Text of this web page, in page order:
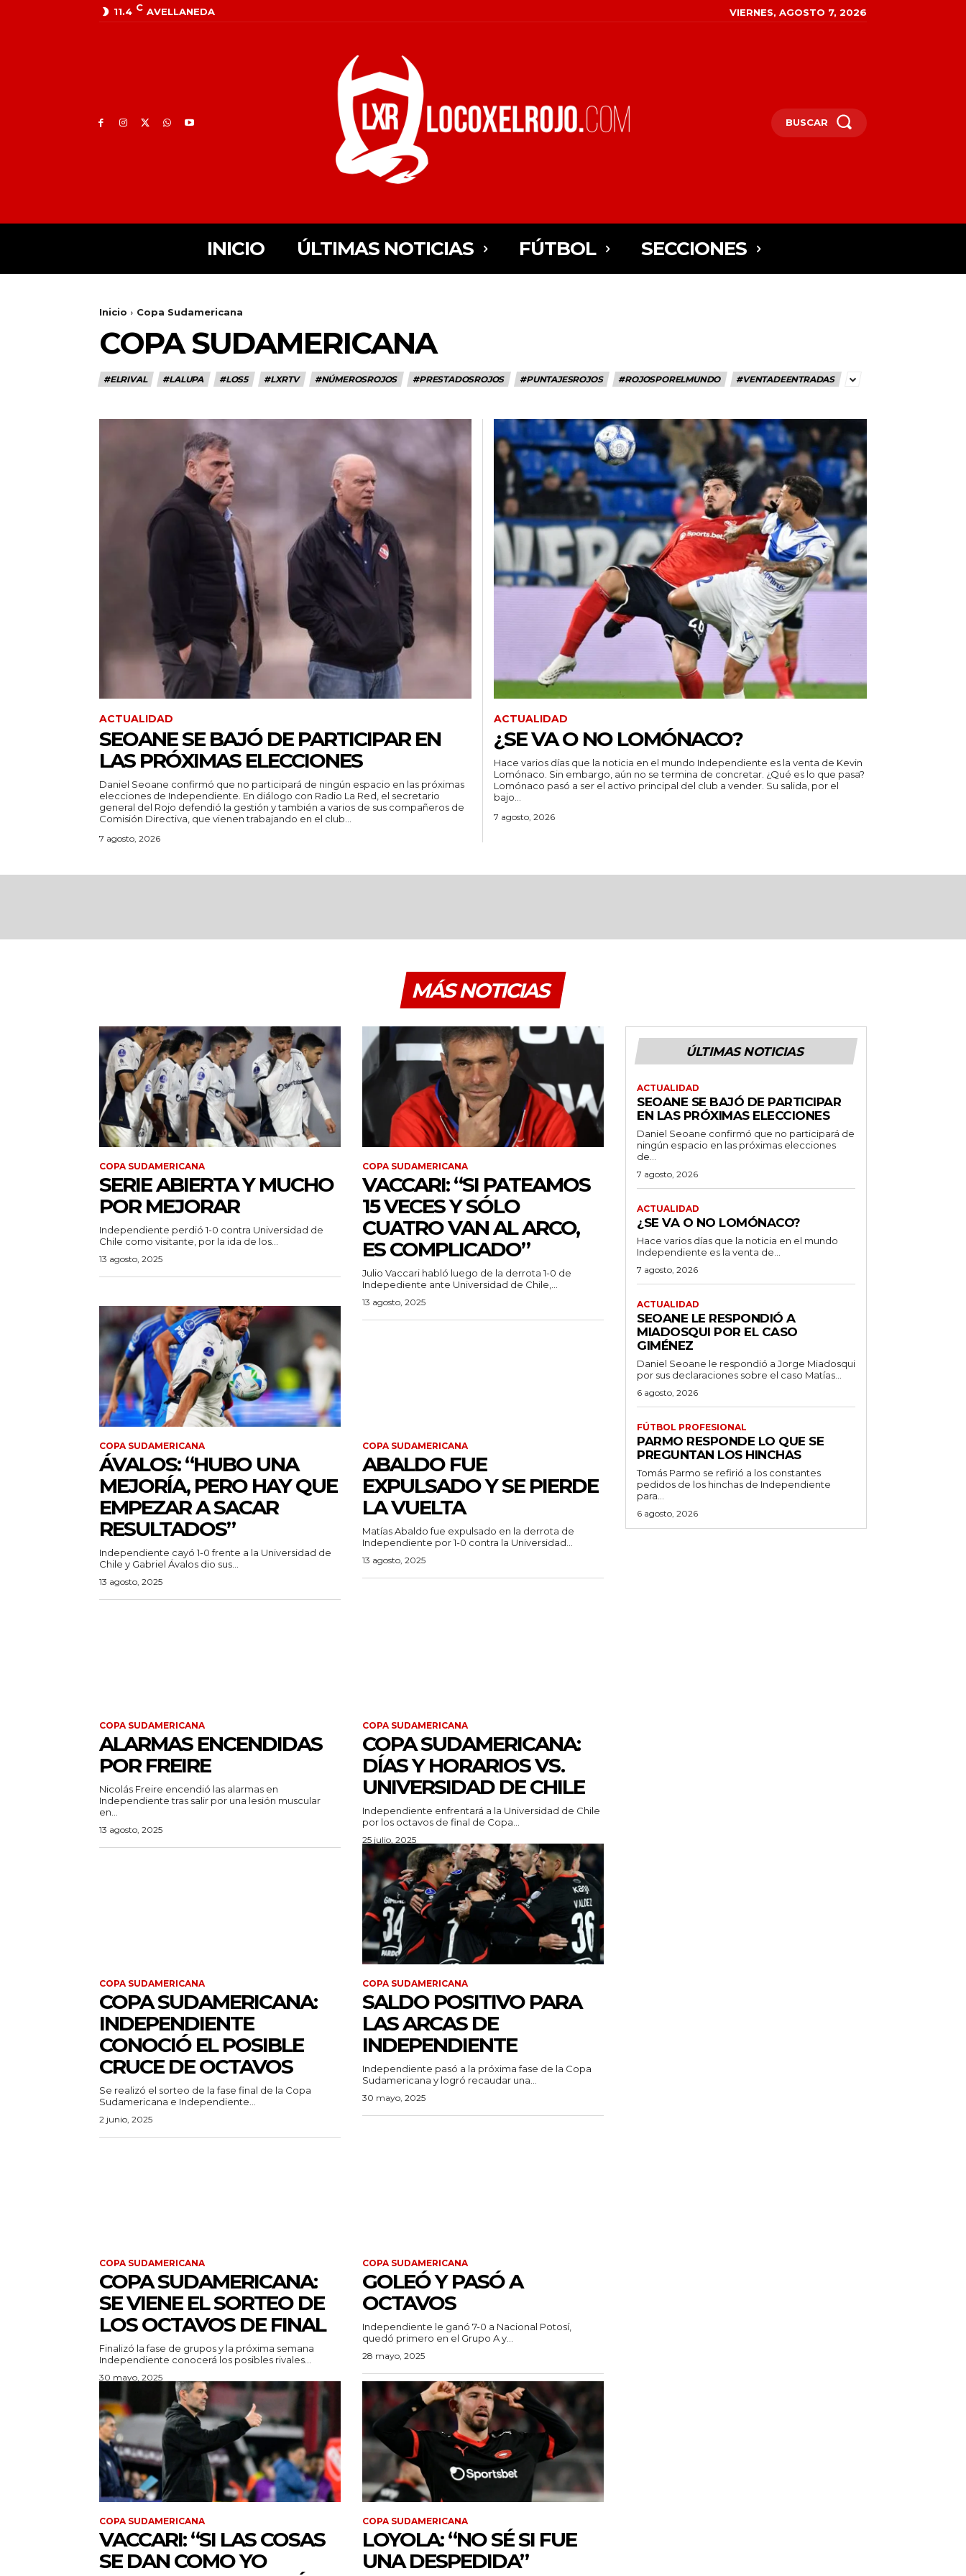
11.4 C AVELLANEDA VIERNES, AGOSTO 7, 2026
BUSCAR
INICIO ÚLTIMAS NOTICIAS FÚTBOL SECCIONES
Inicio Copa Sudamericana
COPA SUDAMERICANA
#ELRIVAL #LALUPA #LOS5 #LXRTV #NÚMEROSROJOS #PRESTADOSROJOS #PUNTAJESROJOS #ROJOSPORELMUNDO #VENTADEENTRADAS
ACTUALIDAD
SEOANE SE BAJÓ DE PARTICIPAR EN
LAS PRÓXIMAS ELECCIONES
Daniel Seoane confirmó que no participará de ningún espacio en las próximas
elecciones de Independiente. En diálogo con Radio La Red, el secretario
general del Rojo defendió la gestión y también a varios de sus compañeros de
Comisión Directiva, que vienen trabajando en el club...
7 agosto, 2026
ACTUALIDAD
¿SE VA O NO LOMÓNACO?
Hace varios días que la noticia en el mundo Independiente es la venta de Kevin
Lomónaco. Sin embargo, aún no se termina de concretar. ¿Qué es lo que pasa?
Lomónaco pasó a ser el activo principal del club a vender. Su salida, por el
bajo...
7 agosto, 2026
MÁS NOTICIAS
COPA SUDAMERICANA
SERIE ABIERTA Y MUCHO
POR MEJORAR
Independiente perdió 1-0 contra Universidad de
Chile como visitante, por la ida de los...
13 agosto, 2025
COPA SUDAMERICANA
VACCARI: “SI PATEAMOS
15 VECES Y SÓLO
CUATRO VAN AL ARCO,
ES COMPLICADO”
Julio Vaccari habló luego de la derrota 1-0 de
Indepediente ante Universidad de Chile,...
13 agosto, 2025
COPA SUDAMERICANA
ÁVALOS: “HUBO UNA
MEJORÍA, PERO HAY QUE
EMPEZAR A SACAR
RESULTADOS”
Independiente cayó 1-0 frente a la Universidad de
Chile y Gabriel Ávalos dio sus...
13 agosto, 2025
COPA SUDAMERICANA
ABALDO FUE
EXPULSADO Y SE PIERDE
LA VUELTA
Matías Abaldo fue expulsado en la derrota de
Independiente por 1-0 contra la Universidad...
13 agosto, 2025
COPA SUDAMERICANA
ALARMAS ENCENDIDAS
POR FREIRE
Nicolás Freire encendió las alarmas en
Independiente tras salir por una lesión muscular
en...
13 agosto, 2025
COPA SUDAMERICANA
COPA SUDAMERICANA:
DÍAS Y HORARIOS VS.
UNIVERSIDAD DE CHILE
Independiente enfrentará a la Universidad de Chile
por los octavos de final de Copa...
25 julio, 2025
COPA SUDAMERICANA
COPA SUDAMERICANA:
INDEPENDIENTE
CONOCIÓ EL POSIBLE
CRUCE DE OCTAVOS
Se realizó el sorteo de la fase final de la Copa
Sudamericana e Independiente...
2 junio, 2025
COPA SUDAMERICANA
SALDO POSITIVO PARA
LAS ARCAS DE
INDEPENDIENTE
Independiente pasó a la próxima fase de la Copa
Sudamericana y logró recaudar una...
30 mayo, 2025
COPA SUDAMERICANA
COPA SUDAMERICANA:
SE VIENE EL SORTEO DE
LOS OCTAVOS DE FINAL
Finalizó la fase de grupos y la próxima semana
Independiente conocerá los posibles rivales...
30 mayo, 2025
COPA SUDAMERICANA
GOLEÓ Y PASÓ A
OCTAVOS
Independiente le ganó 7-0 a Nacional Potosí,
quedó primero en el Grupo A y...
28 mayo, 2025
COPA SUDAMERICANA
VACCARI: “SI LAS COSAS
SE DAN COMO YO
COPA SUDAMERICANA
LOYOLA: “NO SÉ SI FUE
UNA DESPEDIDA”
ÚLTIMAS NOTICIAS
ACTUALIDAD
SEOANE SE BAJÓ DE PARTICIPAR
EN LAS PRÓXIMAS ELECCIONES
Daniel Seoane confirmó que no participará de
ningún espacio en las próximas elecciones
de...
7 agosto, 2026
ACTUALIDAD
¿SE VA O NO LOMÓNACO?
Hace varios días que la noticia en el mundo
Independiente es la venta de...
7 agosto, 2026
ACTUALIDAD
SEOANE LE RESPONDIÓ A
MIADOSQUI POR EL CASO
GIMÉNEZ
Daniel Seoane le respondió a Jorge Miadosqui
por sus declaraciones sobre el caso Matías...
6 agosto, 2026
FÚTBOL PROFESIONAL
PARMO RESPONDE LO QUE SE
PREGUNTAN LOS HINCHAS
Tomás Parmo se refirió a los constantes
pedidos de los hinchas de Independiente
para...
6 agosto, 2026